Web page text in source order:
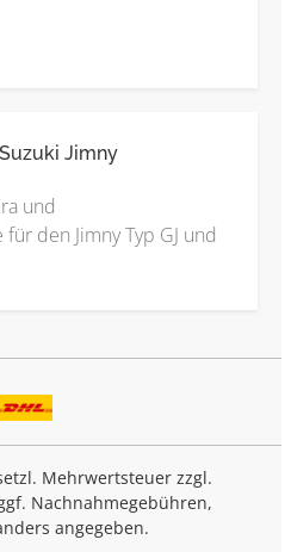
Jimny
und
den Jimny Typ GJ und
Mehrwertsteuer zzgl.
Nachnahmegebühren,
angegeben.